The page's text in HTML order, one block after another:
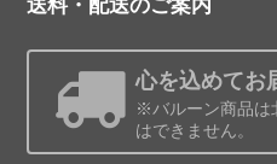
送料・配送のご案内
心を込めてお
※バルーン商品は
はできません。